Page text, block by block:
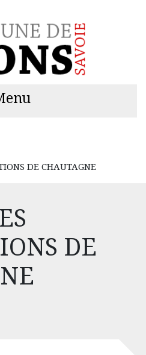
DE CHAUTAGNE
DE